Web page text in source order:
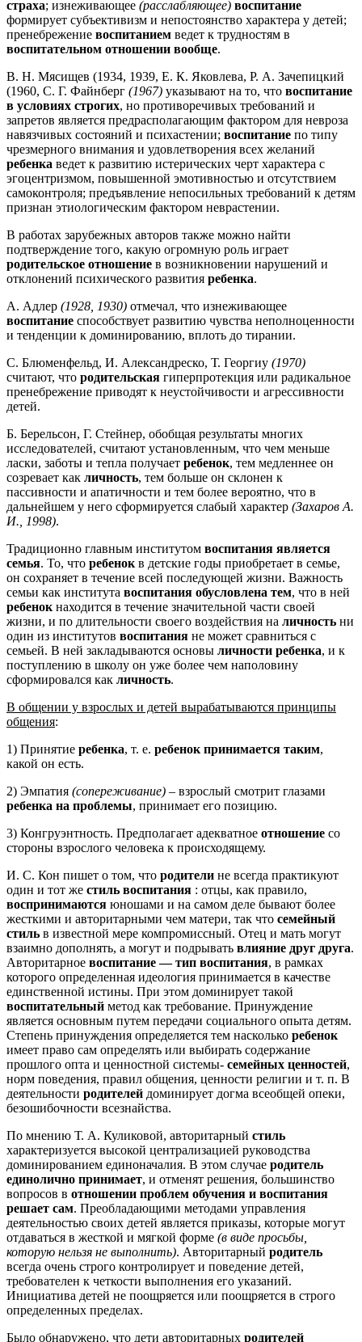
страха; изнеживающее (расслабляющее) воспитание
формирует субъективизм и непостоянство характера у детей;
пренебрежение воспитанием ведет к трудностям в
воспитательном отношении вообще.
В. Н. Мясищев (1934, 1939, Е. К. Яковлева, Р. А. Зачепицкий
(1960, С. Г. Файнберг (1967) указывают на то, что воспитание
в условиях строгих, но противоречивых требований и
запретов является предрасполагающим фактором для невроза
навязчивых состояний и психастении; воспитание по типу
чрезмерного внимания и удовлетворения всех желаний
ребенка ведет к развитию истерических черт характера с
эгоцентризмом, повышенной эмотивностью и отсутствием
самоконтроля; предъявление непосильных требований к детям
признан этиологическим фактором неврастении.
В работах зарубежных авторов также можно найти
подтверждение того, какую огромную роль играет
родительское отношение в возникновении нарушений и
отклонений психического развития ребенка.
А. Адлер (1928, 1930) отмечал, что изнеживающее
воспитание способствует развитию чувства неполноценности
и тенденции к доминированию, вплоть до тирании.
С. Блюменфельд, И. Александреско, Т. Георгиу (1970)
считают, что родительская гиперпротекция или радикальное
пренебрежение приводят к неустойчивости и агрессивности
детей.
Б. Берельсон, Г. Стейнер, обобщая результаты многих
исследователей, считают установленным, что чем меньше
ласки, заботы и тепла получает ребенок, тем медленнее он
созревает как личность, тем больше он склонен к
пассивности и апатичности и тем более вероятно, что в
дальнейшем у него сформируется слабый характер (Захаров А.
И., 1998).
Традиционно главным институтом воспитания является
семья. То, что ребенок в детские годы приобретает в семье,
он сохраняет в течение всей последующей жизни. Важность
семьи как института воспитания обусловлена тем, что в ней
ребенок находится в течение значительной части своей
жизни, и по длительности своего воздействия на личность ни
один из институтов воспитания не может сравниться с
семьей. В ней закладываются основы личности ребенка, и к
поступлению в школу он уже более чем наполовину
сформировался как личность.
В общении у взрослых и детей вырабатываются принципы
общения:
1) Принятие ребенка, т. е. ребенок принимается таким,
какой он есть.
2) Эмпатия (сопереживание) – взрослый смотрит глазами
ребенка на проблемы, принимает его позицию.
3) Конгруэнтность. Предполагает адекватное отношение со
стороны взрослого человека к происходящему.
И. С. Кон пишет о том, что родители не всегда практикуют
один и тот же стиль воспитания : отцы, как правило,
воспринимаются юношами и на самом деле бывают более
жесткими и авторитарными чем матери, так что семейный
стиль в известной мере компромиссный. Отец и мать могут
взаимно дополнять, а могут и подрывать влияние друг друга.
Авторитарное воспитание — тип воспитания, в рамках
которого определенная идеология принимается в качестве
единственной истины. При этом доминирует такой
воспитательный метод как требование. Принуждение
является основным путем передачи социального опыта детям.
Степень принуждения определяется тем насколько ребенок
имеет право сам определять или выбирать содержание
прошлого опта и ценностной системы- семейных ценностей,
норм поведения, правил общения, ценности религии и т. п. В
деятельности родителей доминирует догма всеобщей опеки,
безошибочности всезнайства.
По мнению Т. А. Куликовой, авторитарный стиль
характеризуется высокой централизацией руководства
доминированием единоначалия. В этом случае родитель
единолично принимает, и отменят решения, большинство
вопросов в отношении проблем обучения и воспитания
решает сам. Преобладающими методами управления
деятельностью своих детей является приказы, которые могут
отдаваться в жесткой и мягкой форме (в виде просьбы,
которую нельзя не выполнить). Авторитарный родитель
всегда очень строго контролирует и поведение детей,
требователен к четкости выполнения его указаний.
Инициатива детей не поощряется или поощряется в строго
определенных пределах.
Было обнаружено, что дети авторитарных родителей